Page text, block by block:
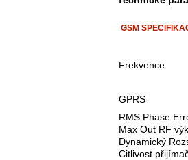
GSM
Frekvence
GPRS
RMS Phase
Max Out RF
Dynamický
Citlivost